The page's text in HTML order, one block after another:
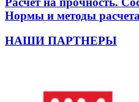
Нормы и методы
НАШИ ПАРТНЕРЫ